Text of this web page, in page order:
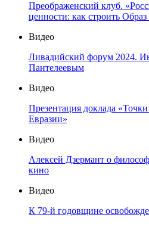
Преображенский клуб.
ценности: как строить
Видео
Ливадийский форум 2024.
Пантелеевым
Видео
Презентация доклада
Евразии»
Видео
Алексей Дзермант о
кино
Видео
К 79-й годовщине